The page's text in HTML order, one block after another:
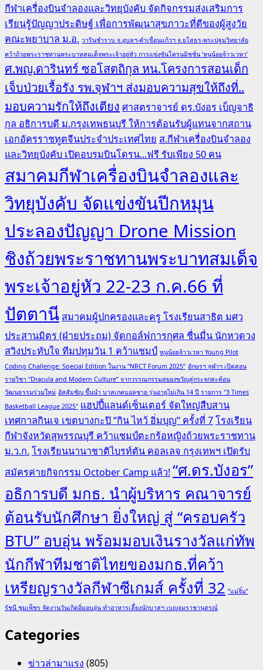
กีฬาเครื่องบินจำลองและวิทยุบังคับ จัดกิจกรรมส่งเสริมการ
เรียนรู้ปัญญาประดิษฐ์ เพื่อการพัฒนาสุขภาวะที่ดีของผู้สูงวัย
คณะพยาบาล ม.อ. วารินชำราบ จ.อุบลฯ-คำเขื่อนแก้วฯ จ.ยโสธร-พระปฐมวิทยาลัย
คว้าถ้วยพระราชทานพระบาทสมเด็จพระเจ้าอยู่หัว การแข่งขันโดรนมิชชั่น ‘หนูน้อยจ้าวเวหา’
ศ.พญ.ดารินทร์ ซอโสตถิกุล หน.โครงการสอนเด็ก
เจ็บป่วยเรื้อรัง รพ.จุฬาฯ ส่งมอบความสุขให้ถึงที่..
มอบความรักให้ถึงเตียง ศาสตราจารย์ ดร.บังอร เบ็ญจาธิ
กุล อธิการบดี ม.กรุงเทพธนบุรี ให้การต้อนรับผู้แทนจากสถาน
เอกอัครราชทูตจีนประจำประเทศไทย ส.กีฬาเครื่องบินจำลอง
และวิทยุบังคับ เปิดอบรมบินโดรน...ฟรี รับเพียง 50 คน
สมาคมกีฬาเครื่องบินจำลองและ
วิทยุบังคับ จัดแข่งขันปีกหมุน
ประลองปัญญา Drone Mission
ชิงถ้วยพระราชทานพระบาทสมเด็จ
พระเจ้าอยู่หัว 22-23 ก.ค.66 ที่
ปัตตานี สมาคมผู้ปกครองและครู โรงเรียนสาธิต มศว
ประสานมิตร (ฝ่ายประถม) จัดกอล์ฟการกุศล ชื่นมื่น นักหวดวง
สวิงประทับใจ ทีมปทุมวัน 1 คว้าแชมป์ หนูน้อยจ้าวเวหา Young Pilot
Coding Challenge: Special Edition ในงาน “NRCT Forum 2025” อักษรฯ จุฬาฯ เปิดสอน
รายวิชา “Dracula and Modern Culture” จากวรรณกรรมสยองขวัญสู่กระจกสะท้อน
วัฒนธรรมร่วมใหม่ อัสสัมชัญ ขึ้นนำ บาสเกตบอลชาย รุ่นอายุไม่เกิน 14 ปี รายการ "3 Times
Basketball League 2025" แฮปปี้แลนด์เซ็นเตอร์ จัดใหญ่สืบสาน
เทศกาลกินเจ เขตบางกะปิ “กิน ไหว้ อิ่มบุญ” ครั้งที่ 7โรงเรียน
กีฬาจังหวัดสุพรรณบุรี คว้าแชมป์ตะกร้อหญิงถ้วยพระราชทาน
ม.ว.ก.โรงเรียนนานาชาติไบรท์ตัน คอลเลจ กรุงเทพฯ เปิดรับ
สมัครค่ายกิจกรรม October Camp แล้ว!“ศ.ดร.บังอร”
อธิการบดี มกธ. นำผู้บริหาร คณาจารย์
ต้อนรับนักศึกษา ยิ่งใหญ่ สู่ “ครอบครัว
BTU” อบอุ่น พร้อมมอบเงินรางวัลแก่ทัพ
นักกีฬาทีมชาติไทยของมกธ.ที่คว้า
เหรียญรางวัลกีฬาซีเกมส์ ครั้งที่ 32 “แม่จิ๋ม”
รัชนี ชุมเพ็ชร จัดงานวันเกิดอิ่มอบอุ่น ทำอาหารเลี้ยงนักบาสฯ เบญจมราชานุสรณ์
Categories
ข่าวล่ามาแรง (805)